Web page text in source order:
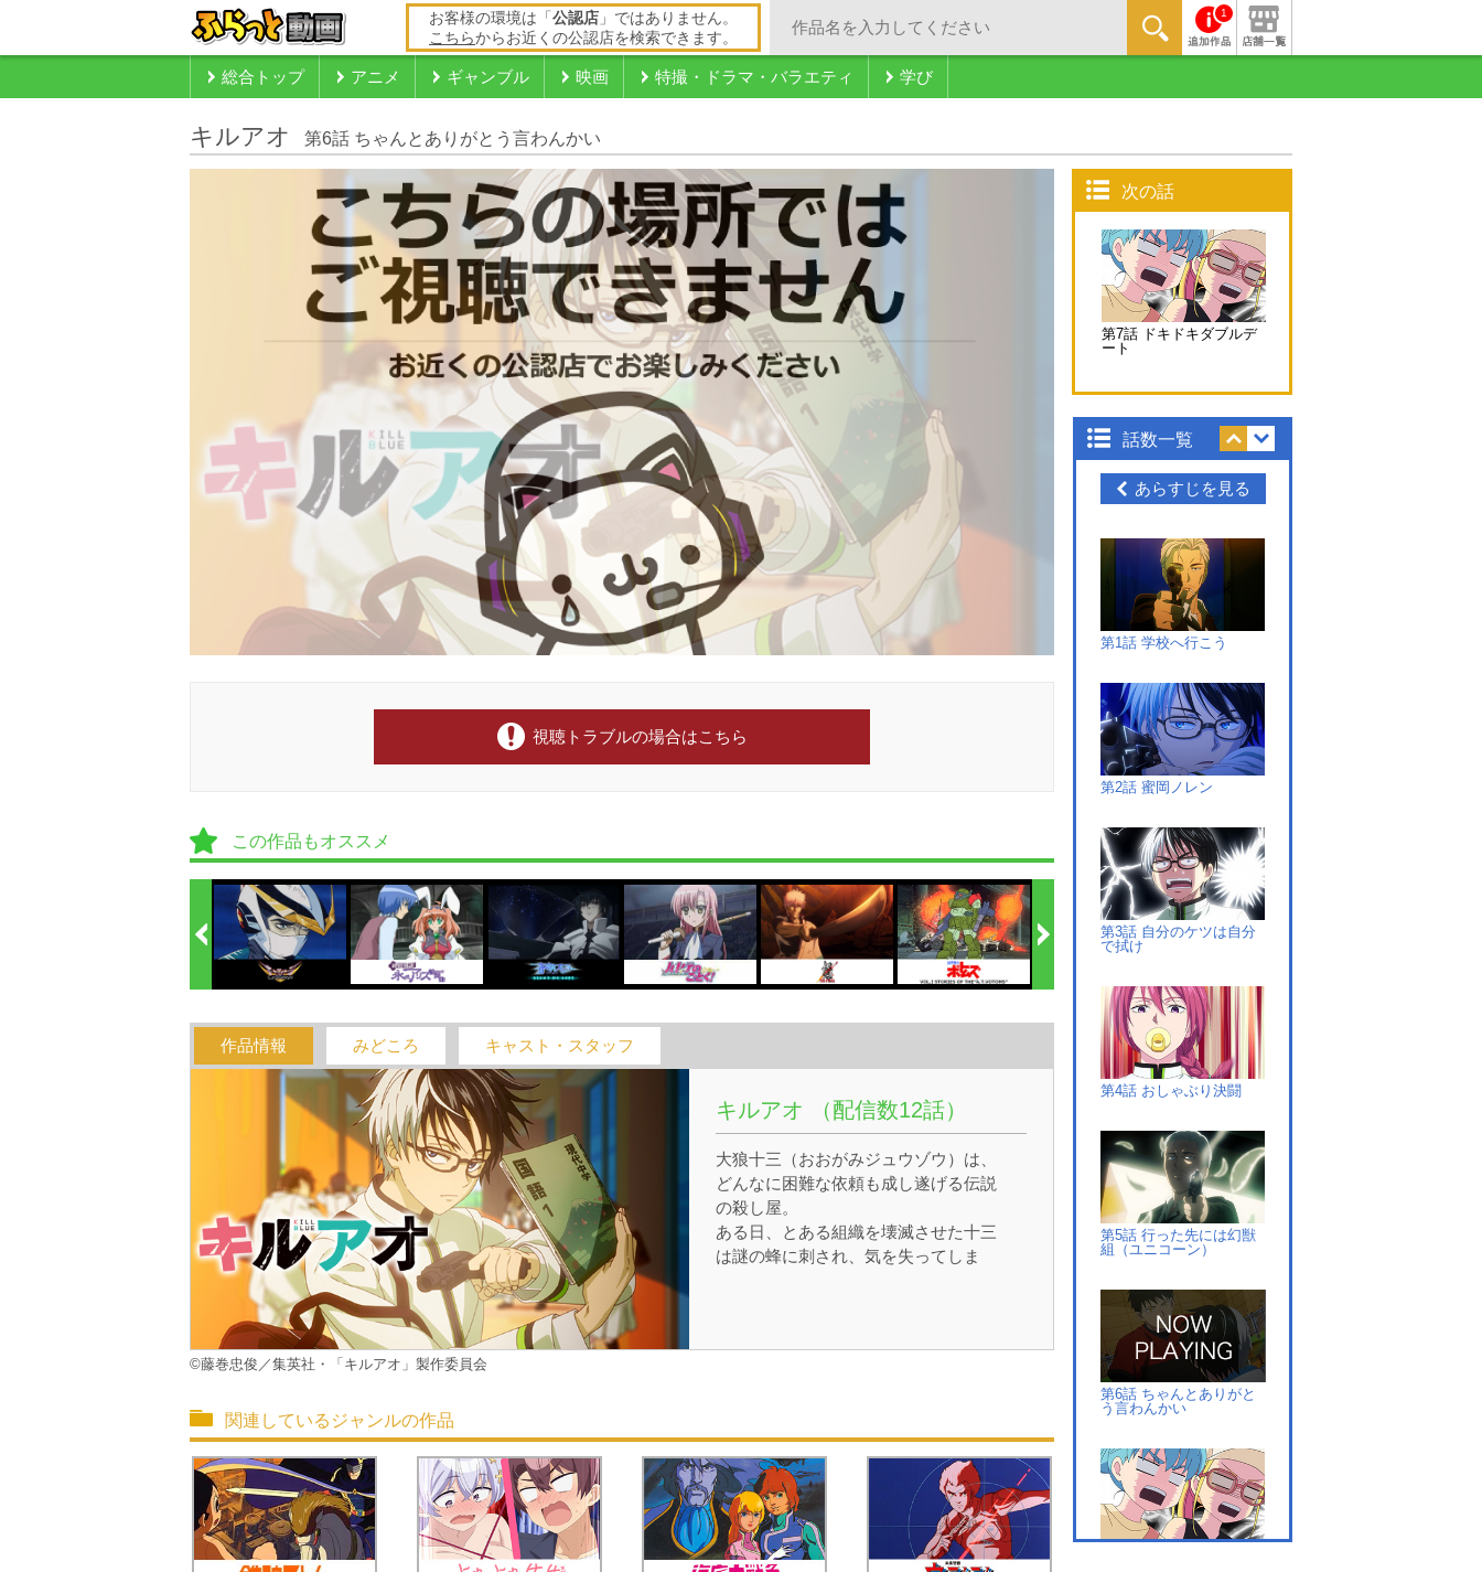
お客様の環境は「 公認店 」ではありません。
こちらからお近くの公認店を検索できます。
1
総合トップ アニメ ギャンブル 映画 特撮・ドラマ・バラエティ 学び
キルアオ 第6話 ちゃんとありがとう言わんかい
視聴トラブルの場合はこちら
この作品もオススメ
作品情報 みどころ キャスト・スタッフ
キルアオ （配信数12話）
大狼十三（おおがみジュウゾウ）は、
どんなに困難な依頼も成し遂げる伝説
の殺し屋。
ある日、とある組織を壊滅させた十三
は謎の蜂に刺され、気を失ってしま
驚く十三の元にボスから「その姿で中
元の姿に戻ることができるのか!? 十三
のもとに刺客が迫る!
©藤巻忠俊／集英社・「キルアオ」製作委員会
関連しているジャンルの作品
次の話
第7話 ドキドキダブルデ
ート
話数一覧
あらすじを見る
第1話 学校へ行こう
第2話 蜜岡ノレン
第3話 自分のケツは自分
で拭け
第4話 おしゃぶり決闘
第5話 行った先には幻獣
組（ユニコーン）
第6話 ちゃんとありがと
う言わんかい